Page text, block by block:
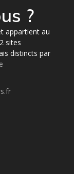
?
appartient au
sites
distincts par